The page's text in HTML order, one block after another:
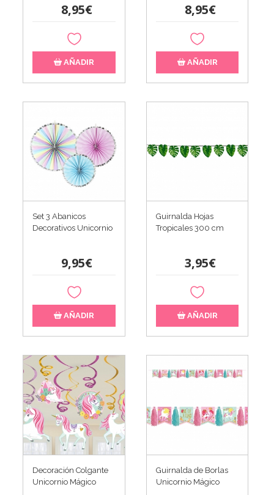
8,95€
AÑADIR
8,95€
AÑADIR
Set 3 Abanicos
Decorativos Unicornio
9,95€
AÑADIR
Guirnalda Hojas
Tropicales 300 cm
3,95€
AÑADIR
Decoración Colgante
Unicornio Mágico
Guirnalda de Borlas
Unicornio Mágico